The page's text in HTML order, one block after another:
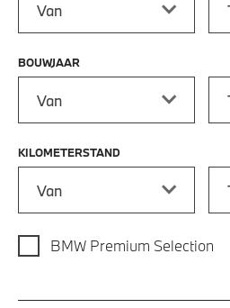
BOUWJAAR
KILOMETERSTAND
BMW Premium Selection